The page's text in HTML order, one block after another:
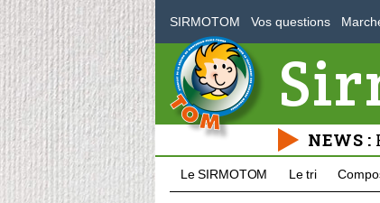
SIRMOTOM Vos questions
NEWS :
Le SIRMOTOM Le tri